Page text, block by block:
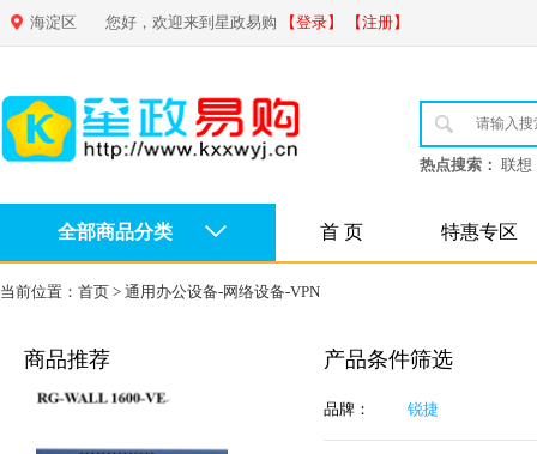
海淀区 您好，欢迎来到星政易购 【登录】 【注册】
热点搜索： 联想
全部商品分类 首 页 特惠专区
当前位置： 首页 > 通用办公设备-网络设备-VPN
商品推荐 产品条件筛选
品牌： 锐捷